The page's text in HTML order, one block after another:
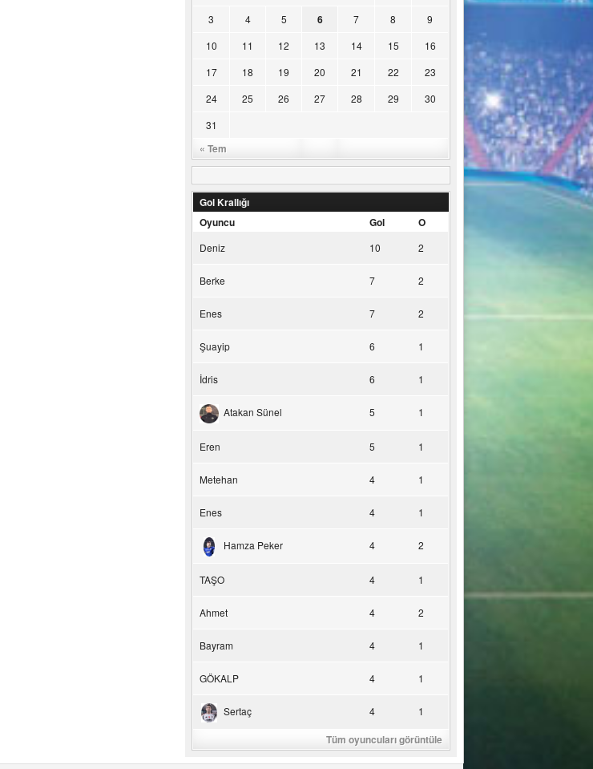
« Tem
3
4 5 6 7 8
9
10
11 12 13 14 15
16
17
18 19 20 21 22
23
24
25 26 27 28 29
30
31
Gol Krallığı
Oyuncu
Gol O
Deniz 10 2
Berke 7 2
Enes 7 2
Şuayip 6 1
İdris 6 1
Atakan Sünel 5 1
Eren 5 1
Metehan 4 1
Enes 4 1
Hamza Peker 4 2
TAŞO 4 1
Ahmet 4 2
Bayram 4 1
GÖKALP 4 1
Sertaç 4 1
Tüm oyuncuları görüntüle